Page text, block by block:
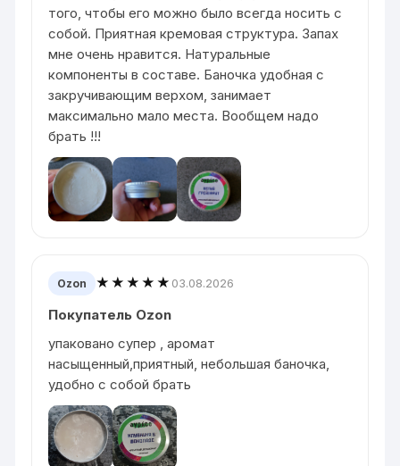
того, чтобы его можно было всегда носить с
собой. Приятная кремовая структура. Запах
мне очень нравится. Натуральные
компоненты в составе. Баночка удобная с
закручивающим верхом, занимает
максимально мало места. Вообщем надо
брать !!!
Ozon ★★★★★ 03.08.2026
Покупатель Ozon
упаковано супер , аромат
насыщенный,приятный, небольшая баночка,
удобно с собой брать